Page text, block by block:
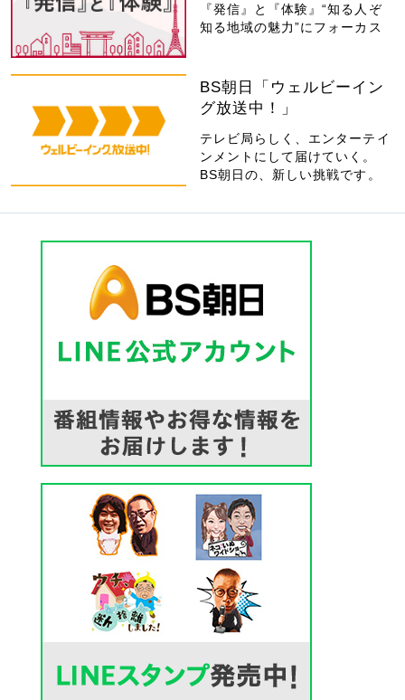
『発信』と『体験』“知る人ぞ
知る地域の魅力”にフォーカス
BS朝日「ウェルビーイン
グ放送中！」
テレビ局らしく、エンターテイ
ンメントにして届けていく。
BS朝日の、新しい挑戦です。